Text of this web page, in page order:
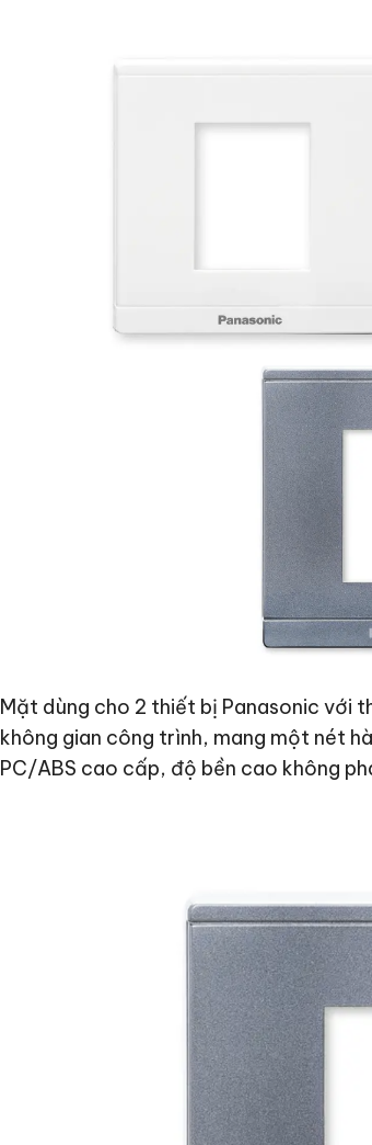
Mặt dùng cho 2 thiết bị Panasonic với
không gian công trình, mang một nét
PC/ABS cao cấp, độ bền cao không